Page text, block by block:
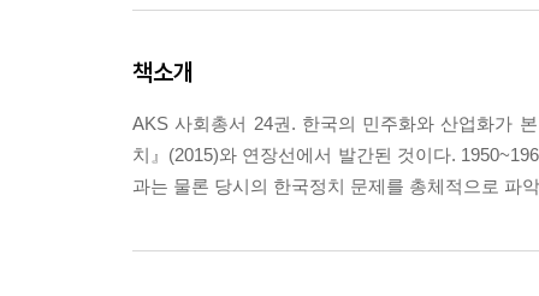
책소개
AKS 사회총서 24권. 한국의 민주화와 산업화가
치』(2015)와 연장선에서 발간된 것이다.
과는 물론 당시의 한국정치 문제를 총체적으로 파